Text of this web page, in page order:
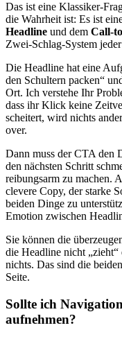
Das ist eine Klassiker-
die Wahrheit ist: Es ist
Headline und dem Call-
Zwei-Schlag-System
Die Headline hat eine
den Schultern packen“
Ort. Ich verstehe Ihr
dass ihr Klick keine
scheitert, wird nichts
over.
Dann muss der CTA den
den nächsten Schritt
reibungsarm zu machen.
clevere Copy, der starke
beiden Dinge zu
Emotion zwischen
Sie können die
die Headline nicht
nichts. Das sind die
Seite.
Sollte ich
aufnehmen?